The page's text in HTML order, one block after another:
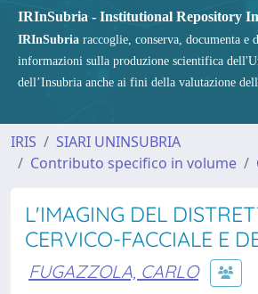
IRInSubria - Institutional Repository
IRInSubria raccoglie, conserva, documenta e
informazioni sulla produzione scientifica
dell’Insubria anche ai fini della valutazione
IRIS
SIARI UNINSUBRIA
Contributo specifico in volume
L'IMAGING DEL
CERVICO-FACCIALE E
FUGAZZOLA, CARLO